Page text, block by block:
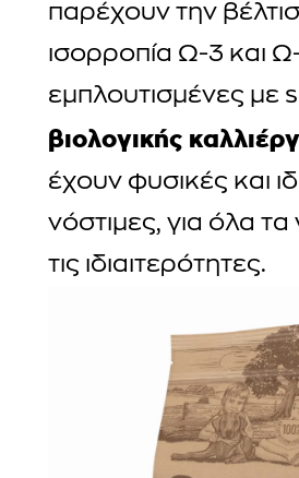
παρέχουν την
ισορροπία Ω-3 και Ω-
εμπλουτισμένες με
βιολογικής
έχουν φυσικές και
νόστιμες, για όλα τα
τις ιδιαιτερότητες.